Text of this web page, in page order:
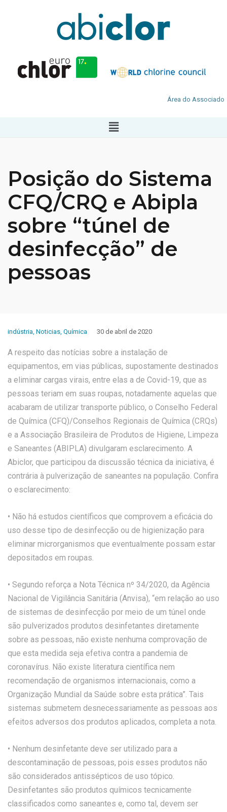
Área do Associado
Posição do Sistema
CFQ/CRQ e Abipla
sobre “túnel de
desinfecção” de
pessoas
indústria, Noticias, Química 30 de abril de 2020
A respeito das notícias sobre a instalação de
equipamentos, em vias públicas, supostamente destinados
a eliminar cargas virais, entre elas a de Covid-19, que as
pessoas teriam em suas roupas, notadamente aquelas que
acabaram de utilizar transporte público, o Conselho Federal
de Química (CFQ)/Conselhos Regionais de Química (CRQs)
e a Associação Brasileira de Produtos de Higiene, Limpeza
e Saneantes (ABIPLA) divulgaram esclarecimento. A
Abiclor, que participou da discussão técnica da iniciativa, é
contrária à pulverização de saneantes na população. Confira
o esclarecimento:
• Não há estudos científicos que comprovem a eficácia do
uso desse tipo de desinfecção ou de higienização para
eliminar microrganismos que eventualmente possam estar
depositados em roupas.
• Segundo reforça a Nota Técnica nº 34/2020, da Agência
Nacional de Vigilância Sanitária (Anvisa), “em relação ao uso
de sistemas de desinfecção por meio de um túnel onde
são pulverizados produtos desinfetantes diretamente
sobre as pessoas, não existe nenhuma comprovação de
que esta medida seja efetiva contra a pandemia de
coronavírus. Não existe literatura científica nem
recomendação de organismos internacionais, como a
Organização Mundial da Saúde sobre esta prática”. Tais
sistemas submetem desnecessariamente as pessoas aos
efeitos adversos dos produtos aplicados, completa a nota.
• Nenhum desinfetante deve ser utilizado para a
descontaminação de pessoas, pois esses produtos não
são considerados antissépticos de uso tópico.
Desinfetantes são produtos químicos tecnicamente
classificados como saneantes e, como tal, devem ser